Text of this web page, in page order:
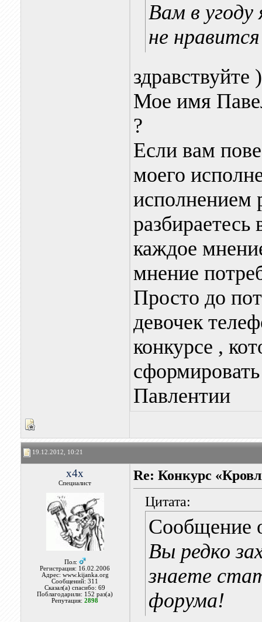
Вам в
не
здравствуйте
Мое имя
?
Если вам
моего
исполнением
каждое
мнение
Просто до
девочек
конкурсе ,
Павлентии
19.12.2012, 10:21
x4x
Специалист
Пол:
Регистрация: 16.02.2006
Адрес: www.kijanka.org
Сообщений: 311
Сказал(а) спасибо: 69
Поблагодарили: 152 раз(а)
Репутация:2898
Re: Конкурс
Цитата:
Сообщение
Вы редко
знаете
форума!